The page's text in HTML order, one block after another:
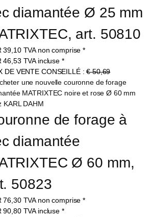
diamantée Ø 25 mm
art. 50810
39,10 TVA non comprise *
46,53 TVA incluse *
DE VENTE CONSEILLÉ :€ 50,69
de forage à
diamantée
Ø 60 mm,
50823
76,30 TVA non comprise *
90,80 TVA incluse *